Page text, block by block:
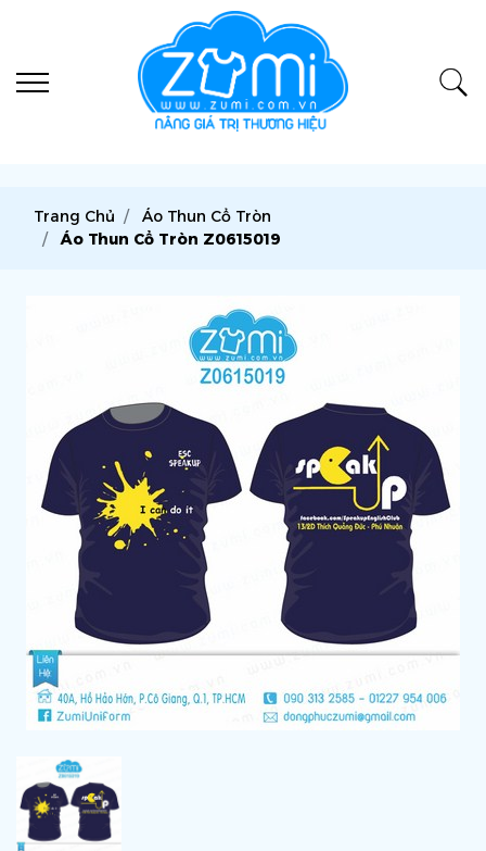
Trang Chủ
Áo Thun Cổ Tròn
Áo Thun Cổ Tròn Z0615019